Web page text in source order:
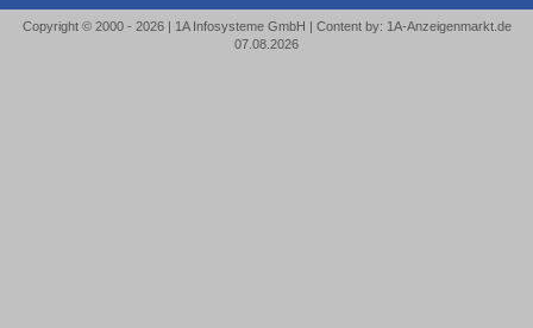
Copyright © 2000 - 2026 | 1A Infosysteme GmbH | Content by: 1A-Anzeigenmarkt.de
07.08.2026